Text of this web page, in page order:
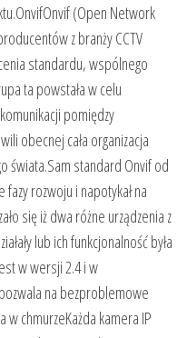
(Open Network
z branży CCTV
standardu, wspólnego
ta powstała w celu
pomiędzy
obecnej cała organizacja
świata.Sam standard Onvif od
rozwoju i napotykał na
się iż dwa różne urządzenia z
lub ich funkcjonalność była
w wersji 2.4 i w
na bezproblemowe
chmurzeKażda kamera IP